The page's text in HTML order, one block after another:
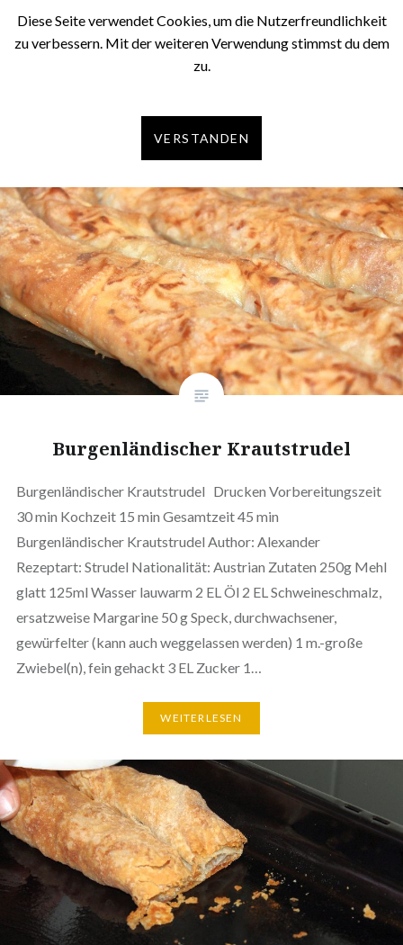
OLEXX – Kitchen MENÜ
Burgenländischer Krautstrudel
Burgenländischer Krautstrudel Drucken Vorbereitungszeit
30 min Kochzeit 15 min Gesamtzeit 45 min
Burgenländischer Krautstrudel Author: Alexander
Rezeptart: Strudel Nationalität: Austrian Zutaten 250g Mehl
glatt 125ml Wasser lauwarm 2 EL Öl 2 EL Schweineschmalz,
ersatzweise Margarine 50 g Speck, durchwachsener,
gewürfelter (kann auch weggelassen werden) 1 m.-große
Zwiebel(n), fein gehackt 3 EL Zucker 1…
WEITERLESEN
Diese Seite verwendet Cookies, um die Nutzerfreundlichkeit
zu verbessern. Mit der weiteren Verwendung stimmst du dem
zu.
VERSTANDEN